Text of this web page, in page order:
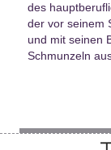
des
der vor seinem
und mit seinen
Schmunzeln